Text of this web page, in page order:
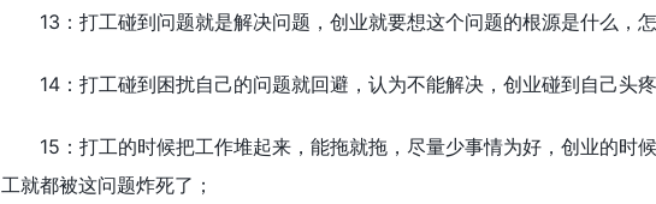
13：打工碰到问题就是解决问题，创业就要想这个问题的根源是什么，怎
14：打工碰到困扰自己的问题就回避，认为不能解决，创业碰到自己头疼
15：打工的时候把工作堆起来，能拖就拖，尽量少事情为好，创业的时
工就都被这问题炸死了；